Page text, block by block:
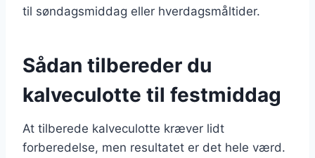
til søndagsmiddag eller hverdagsmåltider.
Sådan tilbereder du
kalveculotte til festmiddag
At tilberede kalveculotte kræver lidt
forberedelse, men resultatet er det hele værd.